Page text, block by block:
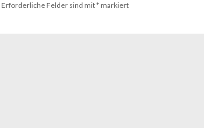
Erforderliche Felder sind mit*markiert